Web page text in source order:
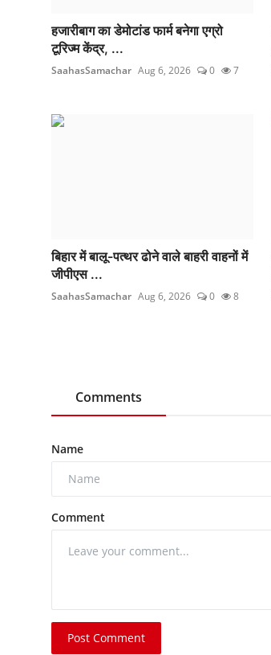
हजारीबाग का डेमोटांड फार्म बनेगा एग्रो
टूरिज्म केंद्र, ...
SaahasSamachar Aug 6, 2026 0 7
बिहार में बालू-पत्थर ढोने वाले बाहरी वाहनों में
जीपीएस ...
SaahasSamachar Aug 6, 2026 0 8
Comments
Name
Comment
Post Comment